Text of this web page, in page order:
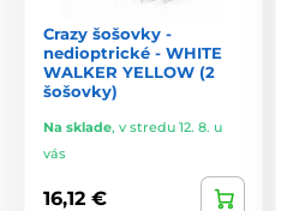
Crazy šošovky -
nedioptrické - WHITE
WALKER YELLOW (2
šošovky)
Na sklade, v stredu 12. 8. u
vás
16,12 €